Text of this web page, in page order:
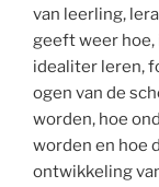
van leerling,
geeft weer hoe,
idealiter leren,
ogen van de
worden, hoe
worden en hoe
ontwikkeling